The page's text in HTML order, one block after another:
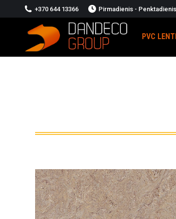
+370 644 13366 Pirmadienis -
PVC